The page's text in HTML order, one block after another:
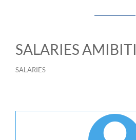
SALARIES
SALARIES